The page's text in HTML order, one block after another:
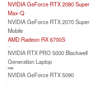
NVIDIA GeForce RTX 2080 Super
Max-Q
NVIDIA GeForce RTX 2070 Super
Mobile
AMD Radeon RX 6700S
...
NVIDIA RTX PRO 5000 Blackwell
Generation Laptop
max:
NVIDIA GeForce RTX 5090